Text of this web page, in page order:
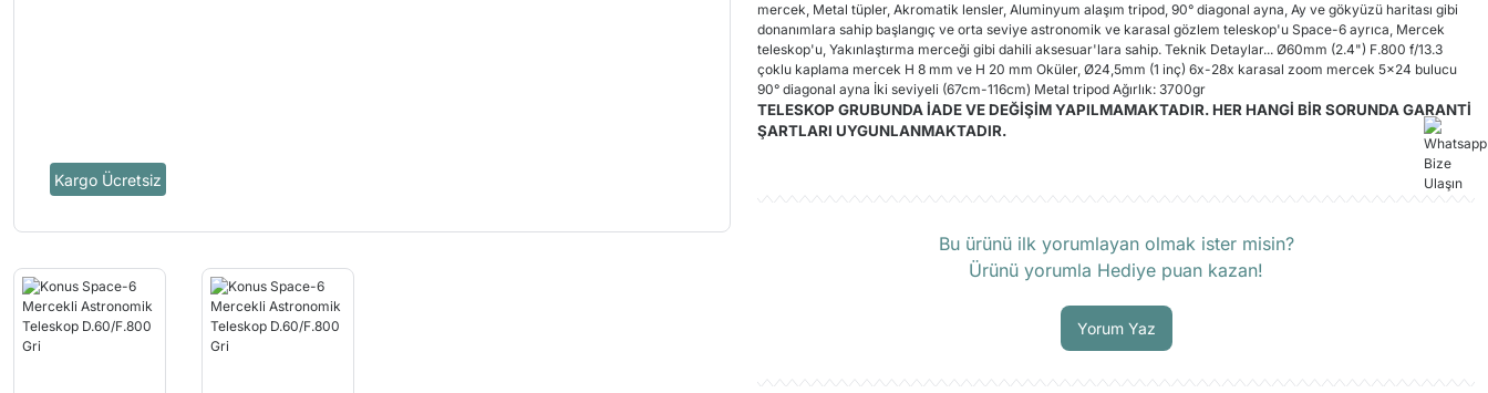
Kargo Ücretsiz
mercek, Metal tüpler, Akromatik lensler, Aluminyum alaşım tripod, 90° diagonal ayna, Ay ve gökyüzü haritası gibi
donanımlara sahip başlangıç ve orta seviye astronomik ve karasal gözlem teleskop'u Space-6 ayrıca, Mercek
teleskop'u, Yakınlaştırma merceği gibi dahili aksesuar'lara sahip. Teknik Detaylar... Ø60mm (2.4") F.800 f/13.3
çoklu kaplama mercek H 8 mm ve H 20 mm Oküler, Ø24,5mm (1 inç) 6x-28x karasal zoom mercek 5x24 bulucu
90° diagonal ayna İki seviyeli (67cm-116cm) Metal tripod Ağırlık: 3700gr
TELESKOP GRUBUNDA İADE VE DEĞİŞİM YAPILMAMAKTADIR. HER HANGİ BİR SORUNDA GARANTİ
ŞARTLARI UYGUNLANMAKTADIR.
Bu ürünü ilk yorumlayan olmak ister misin?
Ürünü yorumla Hediye puan kazan!
Yorum Yaz